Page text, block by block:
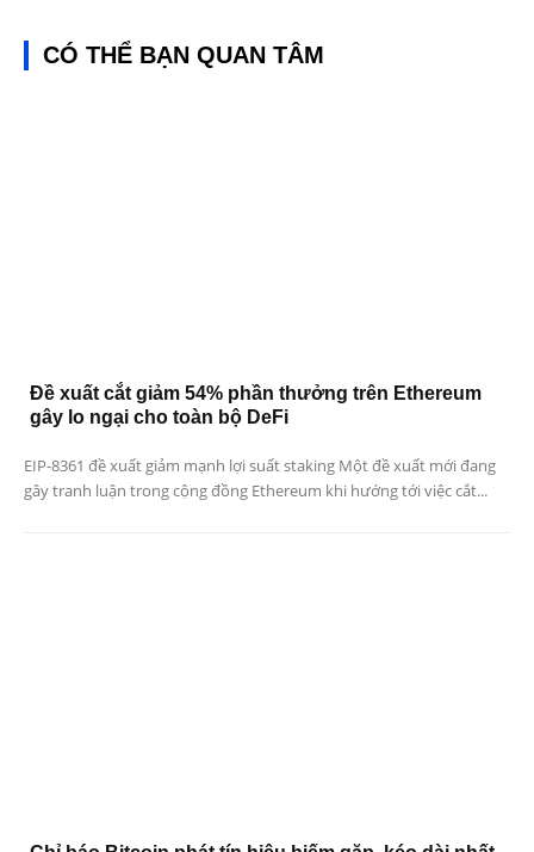
CÓ THỂ BẠN QUAN TÂM
Đề xuất cắt giảm 54% phần thưởng trên Ethereum
gây lo ngại cho toàn bộ DeFi
EIP-8361 đề xuất giảm mạnh lợi suất staking Một đề xuất mới đang
gây tranh luận trong cộng đồng Ethereum khi hướng tới việc cắt...